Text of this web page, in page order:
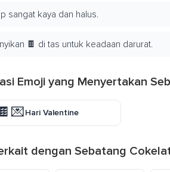
sangat kaya dan halus.
🍫 di tas untuk keadaan darurat.
Emoji yang Menyertakan
Hari Valentine
dengan Sebatang